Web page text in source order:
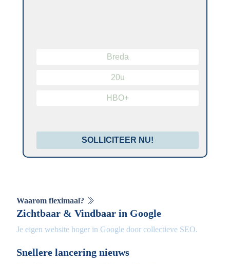
Breda
20u
HBO+
SOLLICITEER NU!
Waarom fleximaal?
Zichtbaar & Vindbaar in Google
Je eigen website hoger in Google door collectieve SEO.
Snellere lancering nieuws